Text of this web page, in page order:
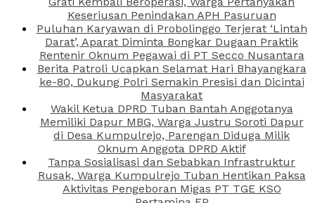
Keseriusan Penindakan APH Pasuruan
Puluhan Karyawan di Probolinggo Terjerat ‘Lintah
Darat’, Aparat Diminta Bongkar Dugaan Praktik
Rentenir Oknum Pegawai di PT Secco Nusantara
Berita Patroli Ucapkan Selamat Hari Bhayangkara
ke-80, Dukung Polri Semakin Presisi dan Dicintai
Masyarakat
Wakil Ketua DPRD Tuban Bantah Anggotanya
Memiliki Dapur MBG, Warga Justru Soroti Dapur
di Desa Kumpulrejo, Parengan Diduga Milik
Oknum Anggota DPRD Aktif
Tanpa Sosialisasi dan Sebabkan Infrastruktur
Rusak, Warga Kumpulrejo Tuban Hentikan Paksa
Aktivitas Pengeboran Migas PT TGE KSO